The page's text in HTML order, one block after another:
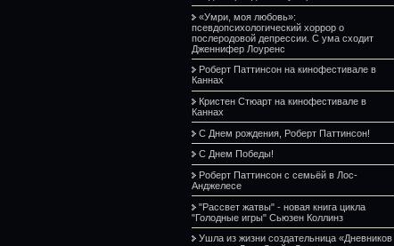
«Умри, моя любовь»:
псевдопсихологический хоррор о
послеродовой депрессии. С ума сходит
Дженнифер Лоуренс
Роберт Паттинсон на кинофестивале в
Каннах
Кристен Стюарт на кинофестивале в
Каннах
С Днем рождения, Роберт Паттинсон!
С Днем Победы!
Роберт Паттинсон с семьёй в Лос-
Анджелесе
"Рассвет жатвы" - новая книга цикла
"Голодные игры" Сьюзен Коллинз
Ушла из жизни создательница «Дневников